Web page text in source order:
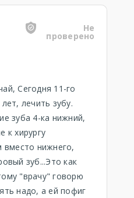
Не
проверено
Сегодня 11-го
лечить зубу.
зуба 4-ка нижний,
к хирургу
вместо нижнего,
зуб...Это как
"врачу" говорю
надо, а ей пофиг